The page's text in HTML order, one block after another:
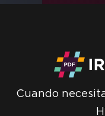
Saltos de
Gasto de
Cuando